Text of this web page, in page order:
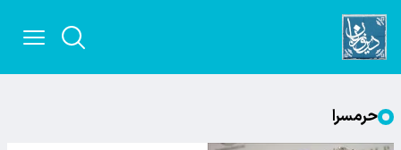
حرمسرا